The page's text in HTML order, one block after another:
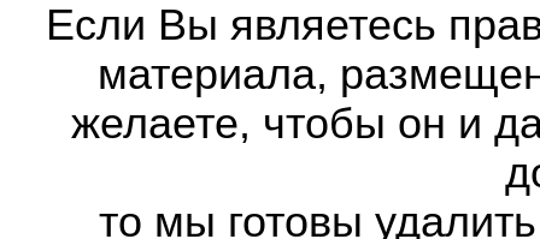
Если Вы являетесь
материала,
желаете, чтобы он и
то мы готовы